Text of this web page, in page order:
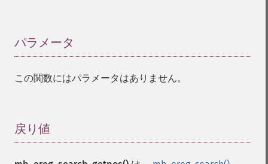
パラメータ
この関数にはパラメータはありません。
戻り値